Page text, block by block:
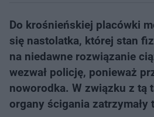
Do krośnieńskiej placówki
się nastolatka, której stan
na niedawne rozwiązanie
wezwał policję, ponieważ
noworodka. W związku z tą
organy ścigania zatrzymały